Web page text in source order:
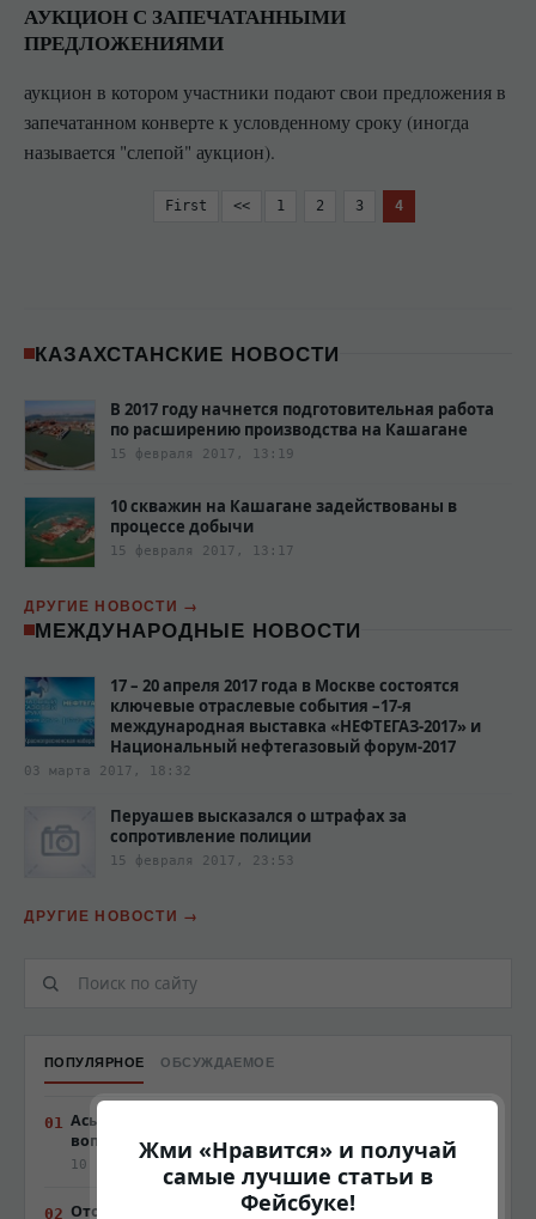
АУКЦИОН С ЗАПЕЧАТАННЫМИ
ПРЕДЛОЖЕНИЯМИ
аукцион в котором участники подают свои предложения в
запечатанном конверте к условденному сроку (иногда
называется "слепой" аукцион).
First << 1 2 3 4
КАЗАХСТАНСКИЕ НОВОСТИ
В 2017 году начнется подготовительная работа
по расширению производства на Кашагане
15 февраля 2017, 13:19
10 скважин на Кашагане задействованы в
процессе добычи
15 февраля 2017, 13:17
ДРУГИЕ НОВОСТИ
МЕЖДУНАРОДНЫЕ НОВОСТИ
17 – 20 апреля 2017 года в Москве состоятся
ключевые отраслевые события –17-я
международная выставка «НЕФТЕГАЗ-2017» и
Национальный нефтегазовый форум-2017
03 марта 2017, 18:32
Перуашев высказался о штрафах за
сопротивление полиции‍
15 февраля 2017, 23:53
ДРУГИЕ НОВОСТИ
ПОПУЛЯРНОЕ ОБСУЖДАЕМОЕ
Асылжан Мамытбеков еще раз прокомментировал
вопрос о ценах на хлеб
10 ноября 2015, 20:35
Отопительный сезон завершен в Астане
Жми «Нравится» и получай
самые лучшие статьи в
Фейсбуке!